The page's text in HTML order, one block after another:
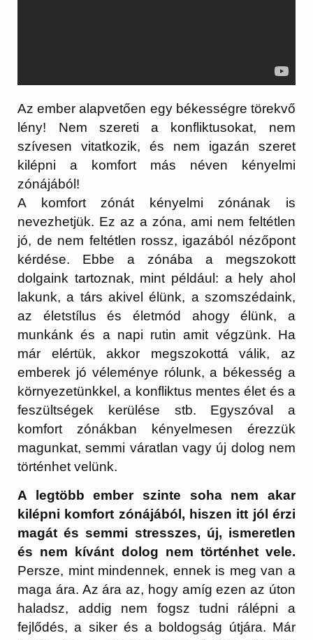
Az ember alapvetően egy békességre törekvő
lény! Nem szereti a konfliktusokat, nem
szívesen vitatkozik, és nem igazán szeret
kilépni a komfort más néven kényelmi
zónájából!
A komfort zónát kényelmi zónának is
nevezhetjük. Ez az a zóna, ami nem feltétlen
jó, de nem feltétlen rossz, igazából nézőpont
kérdése. Ebbe a zónába a megszokott
dolgaink tartoznak, mint például: a hely ahol
lakunk, a társ akivel élünk, a szomszédaink,
az életstílus és életmód ahogy élünk, a
munkánk és a napi rutin amit végzünk. Ha
már elértük, akkor megszokottá válik, az
emberek jó véleménye rólunk, a békesség a
környezetünkkel, a konfliktus mentes élet és a
feszültségek kerülése stb. Egyszóval a
komfort zónákban kényelmesen érezzük
magunkat, semmi váratlan vagy új dolog nem
történhet velünk.
A legtöbb ember szinte soha nem akar
kilépni komfort zónájából, hiszen itt jól érzi
magát és semmi stresszes, új, ismeretlen
és nem kívánt dolog nem történhet vele.
Persze, mint mindennek, ennek is meg van a
maga ára. Az ára az, hogy amíg ezen az úton
haladsz, addig nem fogsz tudni rálépni a
fejlődés, a siker és a boldogság útjára. Már